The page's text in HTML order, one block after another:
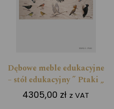
Dębowe meble edukacyjne
– stół edukacyjny ” Ptaki „
4305,00 zł z VAT